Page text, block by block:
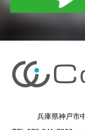
兵庫県神戸市